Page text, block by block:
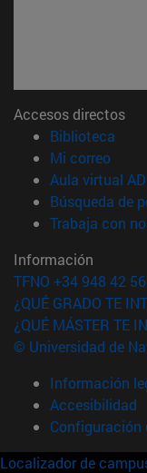
Accesos directos
Biblioteca
Mi correo(abre
Aula virtual
Búsqueda de
Trabaja con
Información
TFNO +34 948 42
¿QUÉ GRADO TE
¿QUÉ MÁSTER TE
© Universidad de
Información
Accesibilidad
Configuración
Localizador de